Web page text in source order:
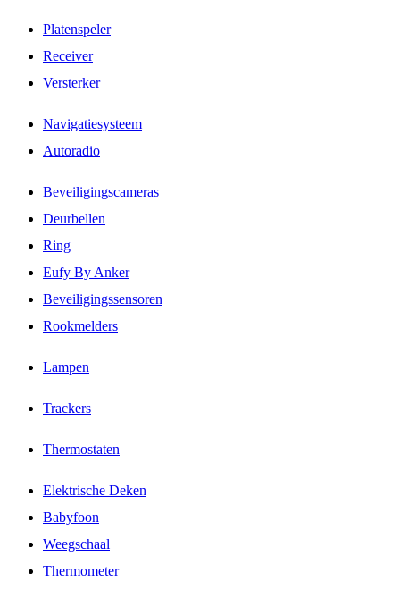
Platenspeler
Receiver
Versterker
Navigatiesysteem
Autoradio
Beveiligingscameras
Deurbellen
Ring
Eufy By Anker
Beveiligingssensoren
Rookmelders
Lampen
Trackers
Thermostaten
Elektrische Deken
Babyfoon
Weegschaal
Thermometer